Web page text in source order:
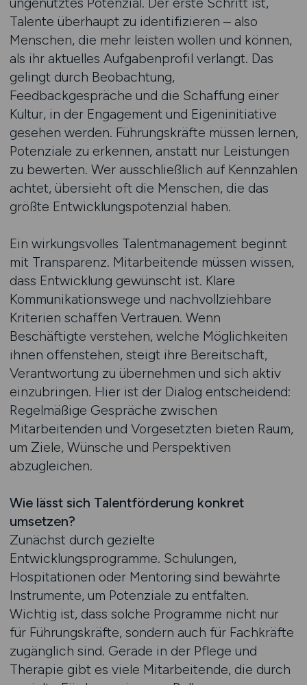
Talente überhaupt zu identifizieren – also
Menschen, die mehr leisten wollen und können,
als ihr aktuelles Aufgabenprofil verlangt. Das
gelingt durch Beobachtung,
Feedbackgespräche und die Schaffung einer
Kultur, in der Engagement und Eigeninitiative
gesehen werden. Führungskräfte müssen lernen,
Potenziale zu erkennen, anstatt nur Leistungen
zu bewerten. Wer ausschließlich auf Kennzahlen
achtet, übersieht oft die Menschen, die das
größte Entwicklungspotenzial haben.
Ein wirkungsvolles Talentmanagement beginnt
mit Transparenz. Mitarbeitende müssen wissen,
dass Entwicklung gewünscht ist. Klare
Kommunikationswege und nachvollziehbare
Kriterien schaffen Vertrauen. Wenn
Beschäftigte verstehen, welche Möglichkeiten
ihnen offenstehen, steigt ihre Bereitschaft,
Verantwortung zu übernehmen und sich aktiv
einzubringen. Hier ist der Dialog entscheidend:
Regelmäßige Gespräche zwischen
Mitarbeitenden und Vorgesetzten bieten Raum,
um Ziele, Wünsche und Perspektiven
abzugleichen.
Wie lässt sich Talentförderung konkret
umsetzen?
Zunächst durch gezielte
Entwicklungsprogramme. Schulungen,
Hospitationen oder Mentoring sind bewährte
Instrumente, um Potenziale zu entfalten.
Wichtig ist, dass solche Programme nicht nur
für Führungskräfte, sondern auch für Fachkräfte
zugänglich sind. Gerade in der Pflege und
Therapie gibt es viele Mitarbeitende, die durch